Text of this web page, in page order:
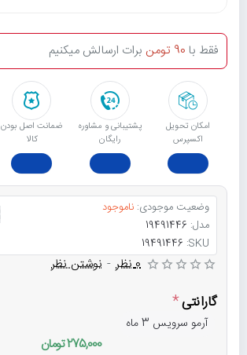
امکان تحویل
اکسپرس
پشتیبانی و مشاوره
رایگان
ﺿﻤﺎﻧﺖ اﺻﻞ ﺑﻮدن
ﮐﺎﻟﺎ
فقط با 90 تومن برات ارسالش میکنیم
وضعیت موجودی: ناموجود
مدل: 19491446
SKU:
19491446
0 نظر - نوشتن نظر
گارانتی
آرمو سرویس 3 ماه
275,000 تومان